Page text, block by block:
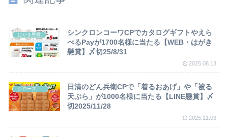
はがき懸賞
シンクロンコーワCPでカタログギフトやえら
べるPayが1700名様に当たる【WEB・はがき
懸賞】〆切25/8/31
2025.08.13
クローズド懸賞
日清のどん兵衛CPで「着るおあげ」や「被る
天ぷら」が1000名様に当たる【LINE懸賞】〆
切2025/11/28
2025.11.03